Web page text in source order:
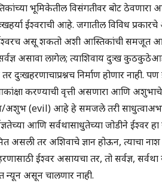
भूमिकेतील विसंगतीवर बोट
ईश्वराची आहे. जगातील विविध
असू शकतो अशी आस्तिकांची समजूत
असावा लागेल; त्याशिवाय दुःख
निर्माण होणार नाही.
करण्याची वृत्ती असणारा आणि
(evil) आहे हे समजले तरी
आणि सर्वथासाधुतेच्या जोडीने ईश्वर हा
असली तर अशिवाचे ज्ञान होऊन, त्याचा नाश
ईश्वर असायचा तर, तो सर्वज्ञ,
न्यून असून चालणार नाही.